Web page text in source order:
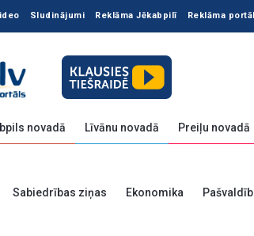
Sludinājumi Reklāma Jēkabpilī Reklāma
novadā Līvānu novadā Preiļu novadā
Sabiedrības ziņas Ekonomika